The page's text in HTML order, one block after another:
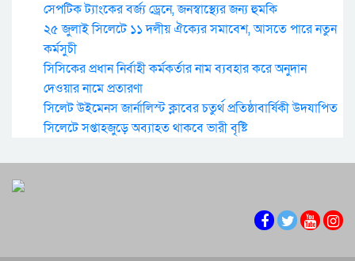
সেপটিক ট্যাংকের বর্জ্য ড্রেনে, জনস্বাস্থ্যের জন্য হুমকি
২৫ জুলাই সিলেটে ১১ দলীয় ঐক্যের সমাবেশ, আসতে পারে নতুন
কর্মসুচী
সিসিকের প্রধান নির্বাহী কর্মকর্তার নাম ব্যবহার করে অনুদান
দেওয়ার নামে প্রতারণা
সিলেট উইমেনস জার্নালিস্ট ক্লাবের চতুর্থ প্রতিষ্ঠাবার্ষিকী উদযাপিত
সিলেটে সপ্তাহজুড়ে অব্যাহত থাকবে ভারী বৃষ্টি